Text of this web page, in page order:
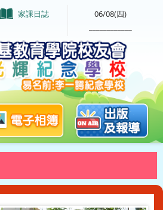
家課日誌
06/08(四)